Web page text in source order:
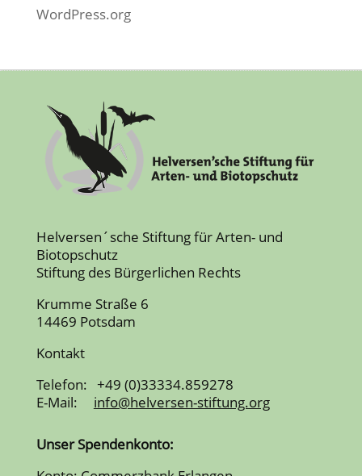
WordPress.org
Helversen´sche Stiftung für Arten- und
Biotopschutz
Stiftung des Bürgerlichen Rechts
Krumme Straße 6
14469 Potsdam
Kontakt
Telefon: +49 (0)33334.859278
E-Mail:
info@helversen-stiftung.org
Unser Spendenkonto: